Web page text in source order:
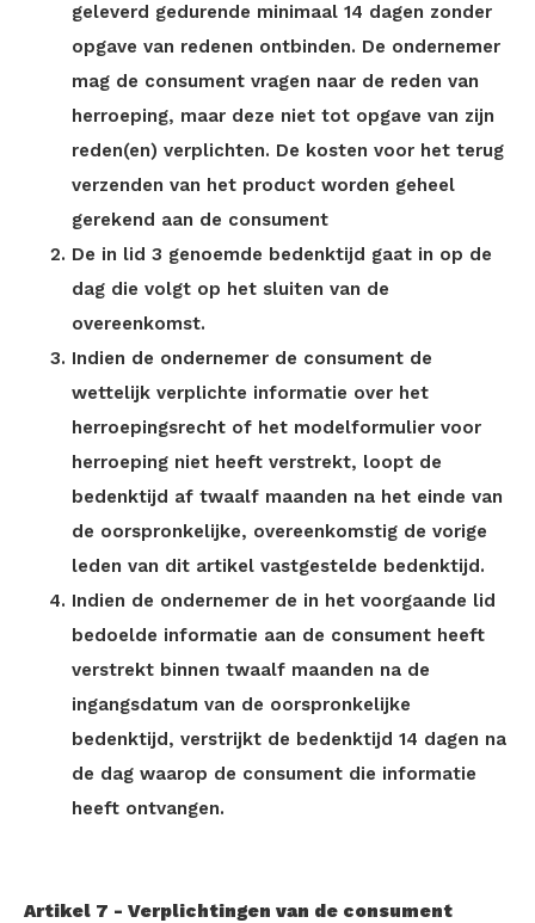
geleverd gedurende minimaal 14 dagen zonder
opgave van redenen ontbinden. De ondernemer
mag de consument vragen naar de reden van
herroeping, maar deze niet tot opgave van zijn
reden(en) verplichten. De kosten voor het terug
verzenden van het product worden geheel
gerekend aan de consument
De in lid 3 genoemde bedenktijd gaat in op de
dag die volgt op het sluiten van de
overeenkomst.
Indien de ondernemer de consument de
wettelijk verplichte informatie over het
herroepingsrecht of het modelformulier voor
herroeping niet heeft verstrekt, loopt de
bedenktijd af twaalf maanden na het einde van
de oorspronkelijke, overeenkomstig de vorige
leden van dit artikel vastgestelde bedenktijd.
Indien de ondernemer de in het voorgaande lid
bedoelde informatie aan de consument heeft
verstrekt binnen twaalf maanden na de
ingangsdatum van de oorspronkelijke
bedenktijd, verstrijkt de bedenktijd 14 dagen na
de dag waarop de consument die informatie
heeft ontvangen.
Artikel 7 - Verplichtingen van de consument